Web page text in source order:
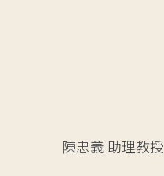
陳忠義 助理教授